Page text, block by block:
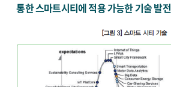
통한 스마트시티에 적용 가능한 기술 발전